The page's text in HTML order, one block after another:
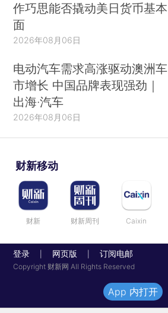
作巧思能否撬动美日货币基本
面
2026年08月06日
电动汽车需求高涨驱动澳洲车
市增长 中国品牌表现强劲｜
出海·汽车
2026年08月06日
财新移动
财新 财新周刊 Caixin
登录 网页版 订阅电邮
Copyright 财新网 All Rights Reserved
App 内打开